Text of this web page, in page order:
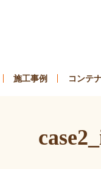
施工事例 コンテ